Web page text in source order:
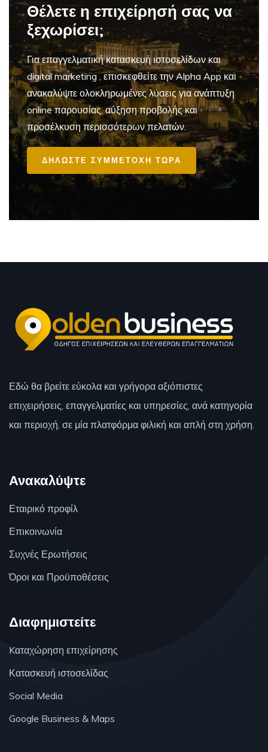
Θέλετε η επιχείρησή σας να
ξεχωρίσει;
Για επαγγελματικήκατασκευή ιστοσελίδων και
digital marketing, επισκεφθείτε την Alpha App και
ανακαλύψτε ολοκληρωμένες λύσεις για ανάπτυξη
online παρουσίας, αύξηση προβολής και
προσέλκυση περισσότερων πελατών.
ΔΗΛΩΣΤΕ ΣΥΜΜΕΤΟΧΗ ΤΩΡΑ
Εδώ θα βρείτε εύκολα και γρήγορα αξιόπιστες
επιχειρήσεις, επαγγελματίες και υπηρεσίες, ανά κατηγορία
και περιοχή, σε μία πλατφόρμα φιλική και απλή στη χρήση.
Ανακαλύψτε
Εταιρικό προφίλ
Επικοινωνία
Συχνές Ερωτήσεις
Όροι και Προϋποθέσεις
Διαφημιστείτε
Kαταχώρηση επιχείρησης
Κατασκευή ιστοσελίδας
Social Media
Google Business & Maps